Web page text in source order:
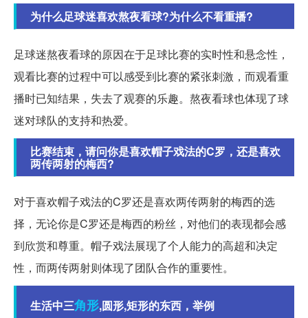
为什么足球迷喜欢熬夜看球?为什么不看重播?
足球迷熬夜看球的原因在于足球比赛的实时性和悬念性，
观看比赛的过程中可以感受到比赛的紧张刺激，而观看重
播时已知结果，失去了观赛的乐趣。熬夜看球也体现了球
迷对球队的支持和热爱。
比赛结束，请问你是喜欢帽子戏法的C罗，还是喜欢
两传两射的梅西?
对于喜欢帽子戏法的C罗还是喜欢两传两射的梅西的选
择，无论你是C罗还是梅西的粉丝，对他们的表现都会感
到欣赏和尊重。帽子戏法展现了个人能力的高超和决定
性，而两传两射则体现了团队合作的重要性。
生活中三角形,圆形,矩形的东西，举例